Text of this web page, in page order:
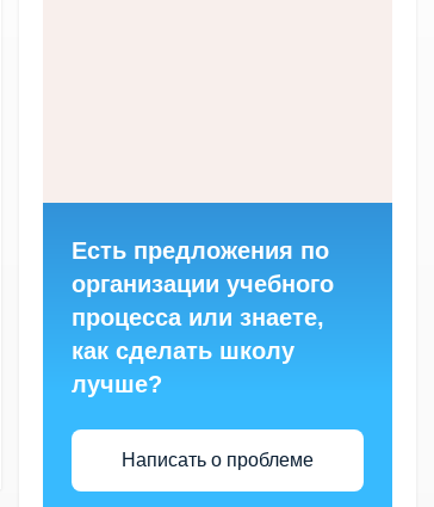
Есть предложения по
организации учебного
процесса или знаете,
как сделать школу
лучше?
Написать о проблеме